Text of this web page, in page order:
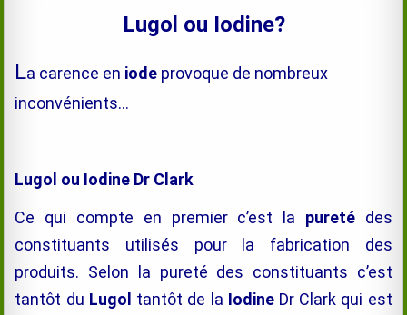
Lugol ou Iodine?
La carence en iode provoque de nombreux
inconvénients…
Lugol ou Iodine Dr Clark
Ce qui compte en premier c’est la pureté des
constituants utilisés pour la fabrication des
produits. Selon la pureté des constituants c’est
tantôt du Lugol tantôt de la IodineDr Clark qui est